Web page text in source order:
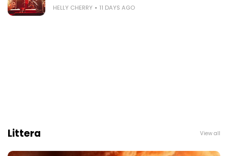
HELLY CHERRY 11 DAYS AGO
Littera View all